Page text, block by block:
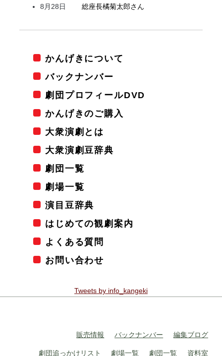
8月28日
総座長橘菊太郎さん
かんげきについて
バックナンバー
劇団プロフィールDVD
かんげきのご購入
大衆演劇とは
大衆演劇豆辞典
劇団一覧
劇場一覧
演目豆辞典
はじめての観劇案内
よくある質問
お問い合わせ
Tweets by info_kangeki
販売情報 バックナンバー 編集ブログ
劇団追っかけリスト 劇場一覧 劇団一覧 資料室